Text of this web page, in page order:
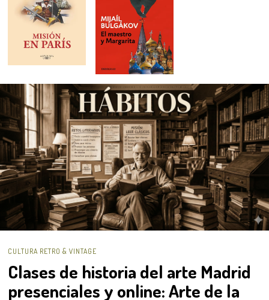
CULTURA RETRO & VINTAGE
Clases de historia del arte Madrid
presenciales y online: Arte de la